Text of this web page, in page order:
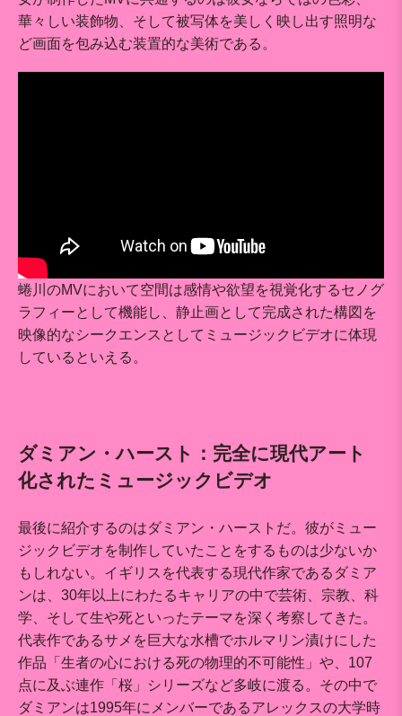
華々しい装飾物、そして被写体を美しく映し出す照明な
ど画面を包み込む装置的な美術である。
蜷川のMVにおいて空間は感情や欲望を視覚化するセノグ
ラフィーとして機能し、静止画として完成された構図を
映像的なシークエンスとしてミュージックビデオに体現
しているといえる。
ダミアン・ハースト：完全に現代アート
化されたミュージックビデオ
最後に紹介するのはダミアン・ハーストだ。彼がミュー
ジックビデオを制作していたことをするものは少ないか
もしれない。イギリスを代表する現代作家であるダミア
ンは、30年以上にわたるキャリアの中で芸術、宗教、科
学、そして生や死といったテーマを深く考察してきた。
代表作であるサメを巨大な水槽でホルマリン漬けにした
作品「生者の心における死の物理的不可能性」や、107
点に及ぶ連作「桜」シリーズなど多岐に渡る。その中で
ダミアンは1995年にメンバーであるアレックスの大学時